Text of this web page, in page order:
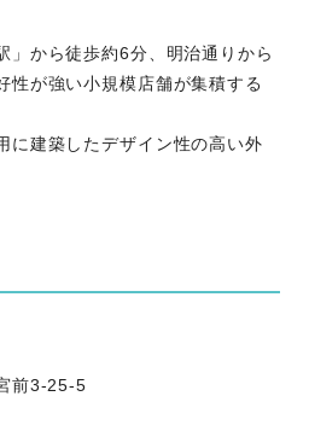
」から徒歩約6分、明治通りから
性が強い小規模店舗が集積する
に建築したデザイン性の高い外
前3-25-5